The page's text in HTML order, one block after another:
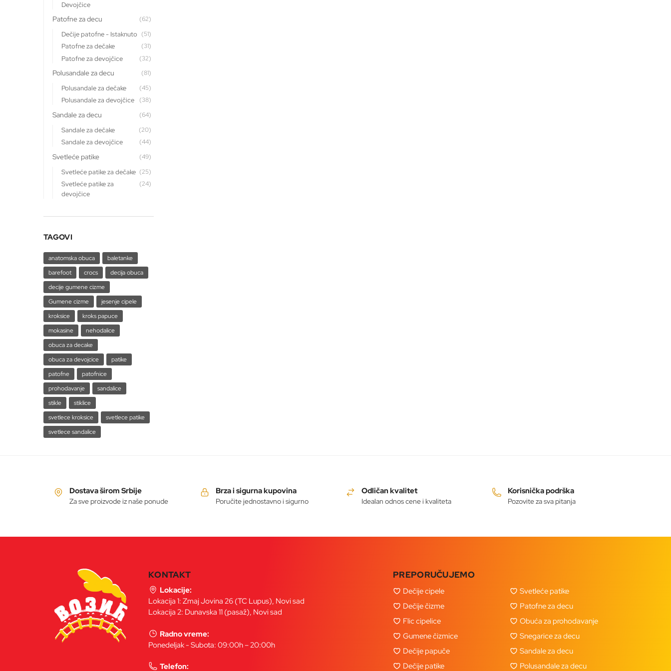
Devojčice
Patofne za decu (62)
Dečije patofne - Istaknuto (51)
Patofne za dečake (31)
Patofne za devojčice (32)
Polusandale za decu (81)
Polusandale za dečake (45)
Polusandale za devojčice (38)
Sandale za decu (64)
Sandale za dečake (20)
Sandale za devojčice (44)
Svetleće patike (49)
Svetleće patike za dečake (25)
Svetleće patike za
devojčice
(24)
TAGOVI
anatomska obuca
baletanke
barefoot
crocs
decija obuca
decije gumene cizme
Gumene cizme
jesenje cipele
kroksice
kroks papuce
mokasine
nehodalice
obuca za decake
obuca za devojcice
patike
patofne
patofnice
prohodavanje
sandalice
stikle
stiklice
svetlece kroksice
svetlece patike
svetlece sandalice
Dostava širom Srbije
Za sve proizvode iz naše ponude
Brza i sigurna kupovina
Poručite jednostavno i sigurno
Odličan kvalitet
Idealan odnos cene i kvaliteta
Korisnička podrška
Pozovite za sva pitanja
KONTAKT
Lokacije:
Lokacija 1: Zmaj Jovina 26 (TC Lupus), Novi sad
Lokacija 2: Dunavska 11 (pasaž), Novi sad
Radno vreme:
Ponedeljak - Subota: 09:00h – 20:00h
Telefon:
PREPORUČUJEMO
Dečije cipele
Dečije čizme
Flic cipelice
Gumene čizmice
Dečije papuče
Dečije patike
Svetleće patike
Patofne za decu
Obuća za prohodavanje
Snegarice za decu
Sandale za decu
Polusandale za decu